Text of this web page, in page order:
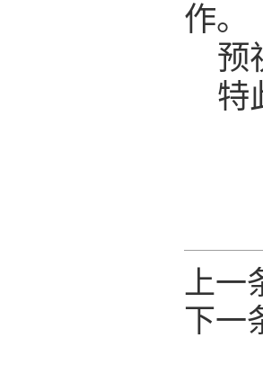
作。
预
特
上一
下一